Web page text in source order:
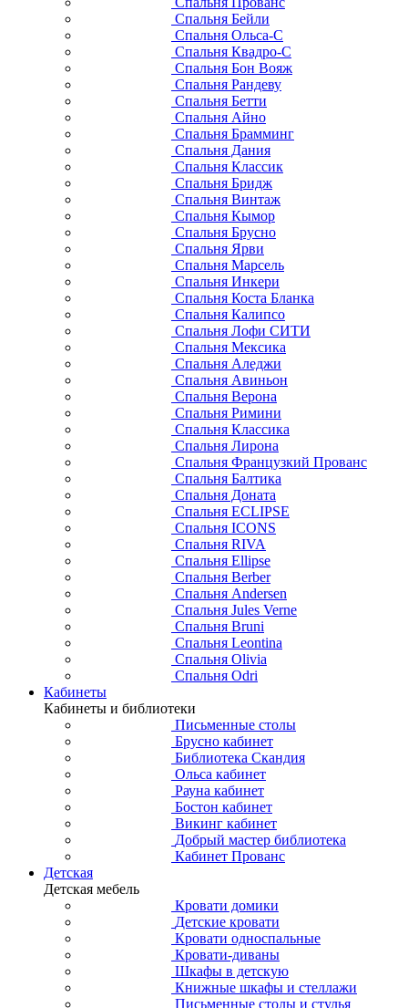
Спальня Бейли
Спальня Ольса-С
Спальня Квадро-С
Спальня Бон Вояж
Спальня Рандеву
Спальня Бетти
Спальня Айно
Спальня Брамминг
Спальня Дания
Спальня Классик
Спальня Бридж
Спальня Винтаж
Спальня Кымор
Спальня Брусно
Спальня Ярви
Спальня Марсель
Спальня Инкери
Спальня Коста Бланка
Спальня Калипсо
Спальня Лофи СИТИ
Спальня Мексика
Спальня Аледжи
Спальня Авиньон
Спальня Верона
Спальня Римини
Спальня Классика
Спальня Лирона
Спальня Французкий Прованс
Спальня Балтика
Спальня Доната
Спальня ECLIPSE
Спальня ICONS
Спальня RIVA
Спальня Ellipse
Спальня Berber
Спальня Andersen
Спальня Jules Verne
Спальня Bruni
Спальня Leontina
Спальня Olivia
Спальня Odri
Кабинеты
Кабинеты и библиотеки
Письменные столы
Брусно кабинет
Библиотека Скандия
Ольса кабинет
Рауна кабинет
Бостон кабинет
Викинг кабинет
Добрый мастер библиотека
Кабинет Прованс
Детская
Детская мебель
Кровати домики
Детские кровати
Кровати односпальные
Кровати-диваны
Шкафы в детскую
Книжные шкафы и стеллажи
Письменные столы и стулья